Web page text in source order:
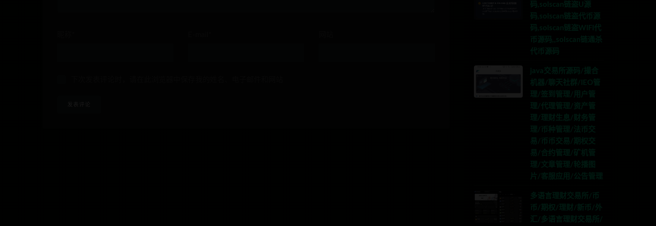
码,solscan链盗U源
码,solscan链盗代币源
码,solscan链盗WIFI代
币源码,,solscan链通杀
代币源码
java交易所源码/撮合
机器/聊天社群/IEO管
理/签到管理/用户管
理/代理管理/资产管
理/理财生息/财务管
理/币种管理/法币交
易/币币交易/期权交
易/合约管理/矿机管
理/文章管理/轮播图
片/客服应用/公告管理
多语言理财交易所/币
币/期权/理财/新币/外
汇/多语言理财交易所/